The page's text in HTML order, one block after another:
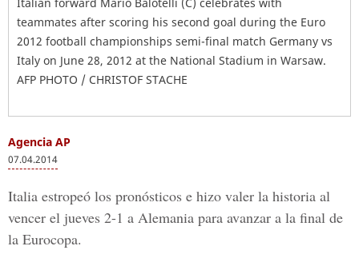
teammates after scoring his second goal during the Euro
2012 football championships semi-final match Germany vs
Italy on June 28, 2012 at the National Stadium in Warsaw.
AFP PHOTO / CHRISTOF STACHE
Agencia AP
07.04.2014
Italia estropeó los pronósticos e hizo valer la historia al
vencer el jueves 2-1 a Alemania para avanzar a la final de
la Eurocopa.